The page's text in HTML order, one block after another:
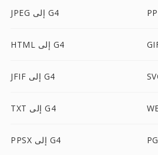
JPEG إلى G4
HTML إلى G4
JFIF إلى G4
TXT إلى G4
PPSX إلى G4